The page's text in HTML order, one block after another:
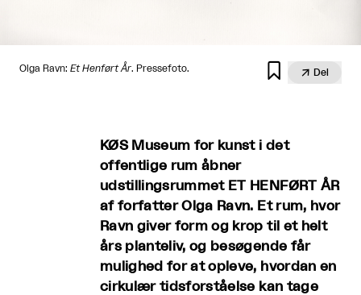
Olga Ravn: Et Henført År. Pressefoto.   Del
KØS Museum for kunst i det
offentlige rum åbner
udstillingsrummet ET HENFØRT ÅR
af forfatter Olga Ravn. Et rum, hvor
Ravn giver form og krop til et helt
års planteliv, og besøgende får
mulighed for at opleve, hvordan en
cirkulær tidsforståelse kan tage